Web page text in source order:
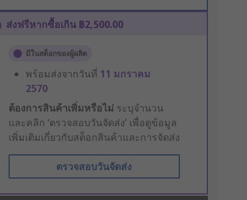
ส่งฟรีหากซื้อเกิน ฿2,500.00
มีในสต็อกของผู้ผลิต
พร้อมส่งจากวันที่ 11 มกราคม
2570
ต้องการสินค้าเพิ่มหรือไม่ ระบุจำนวน
และคลิก ‘ตรวจสอบวันจัดส่ง’ เพื่อดูข้อมูล
เพิ่มเติมเกี่ยวกับสต็อกสินค้าและการจัดส่ง
ตรวจสอบวันจัดส่ง